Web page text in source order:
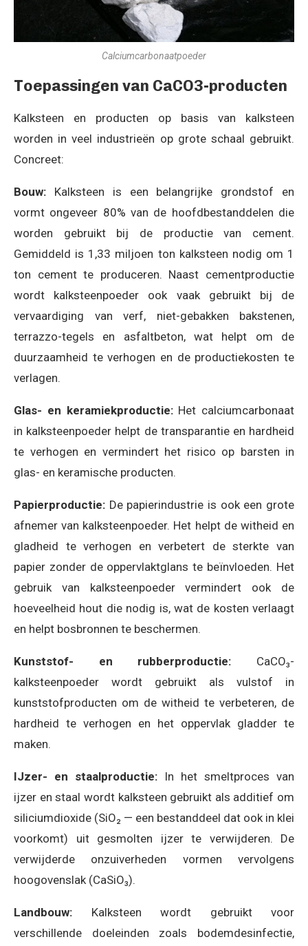
Calciumcarbonaatpoeder
Toepassingen van CaCO3-producten
Kalksteen en producten op basis van kalksteen
worden in veel industrieën op grote schaal gebruikt.
Concreet:
Bouw: Kalksteen is een belangrijke grondstof en
vormt ongeveer 80% van de hoofdbestanddelen die
worden gebruikt bij de productie van cement.
Gemiddeld is 1,33 miljoen ton kalksteen nodig om 1
ton cement te produceren. Naast cementproductie
wordt kalksteenpoeder ook vaak gebruikt bij de
vervaardiging van verf, niet-gebakken bakstenen,
terrazzo-tegels en asfaltbeton, wat helpt om de
duurzaamheid te verhogen en de productiekosten te
verlagen.
Glas- en keramiekproductie:Het calciumcarbonaat
in kalksteenpoeder helpt de transparantie en hardheid
te verhogen en vermindert het risico op barsten in
glas- en keramische producten.
Papierproductie: De papierindustrie is ook een grote
afnemer van kalksteenpoeder. Het helpt de witheid en
gladheid te verhogen en verbetert de sterkte van
papier zonder de oppervlaktglans te beïnvloeden. Het
gebruik van kalksteenpoeder vermindert ook de
hoeveelheid hout die nodig is, wat de kosten verlaagt
en helpt bosbronnen te beschermen.
Kunststof- en rubberproductie: CaCO₃-
kalksteenpoeder wordt gebruikt als vulstof in
kunststofproducten om de witheid te verbeteren, de
hardheid te verhogen en het oppervlak gladder te
maken.
IJzer- en staalproductie: In het smeltproces van
ijzer en staal wordt kalksteen gebruikt als additief om
siliciumdioxide (SiO₂ — een bestanddeel dat ook in klei
voorkomt) uit gesmolten ijzer te verwijderen. De
verwijderde onzuiverheden vormen vervolgens
hoogovenslak (CaSiO₃).
Landbouw: Kalksteen wordt gebruikt voor
verschillende doeleinden zoals bodemdesinfectie,